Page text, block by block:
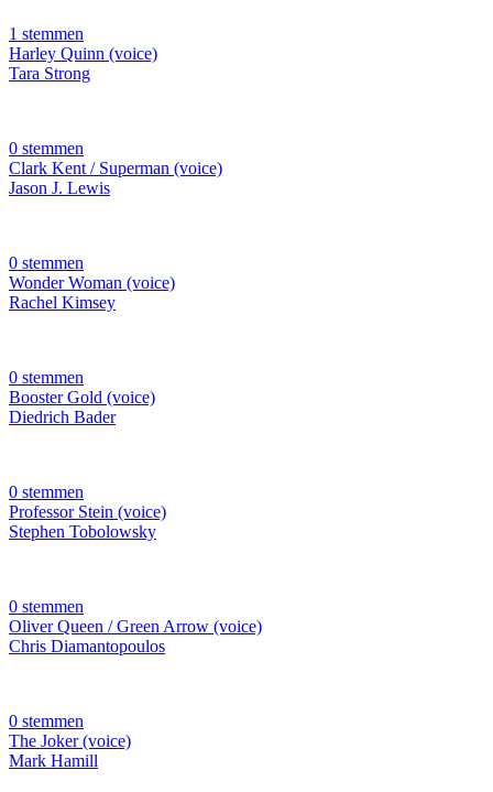
1 stemmen
Harley Quinn (voice)
Tara Strong
0 stemmen
Clark Kent / Superman (voice)
Jason J. Lewis
0 stemmen
Wonder Woman (voice)
Rachel Kimsey
0 stemmen
Booster Gold (voice)
Diedrich Bader
0 stemmen
Professor Stein (voice)
Stephen Tobolowsky
0 stemmen
Oliver Queen / Green Arrow (voice)
Chris Diamantopoulos
0 stemmen
The Joker (voice)
Mark Hamill